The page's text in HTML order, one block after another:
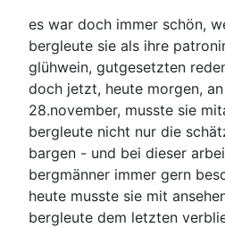
es war doch immer schön,
bergleute sie als ihre
glühwein, gutgesetzten
doch jetzt, heute morgen,
28.november, musste sie
bergleute nicht nur die
bargen - und bei dieser
bergmänner immer gern
heute musste sie mit
bergleute dem letzten